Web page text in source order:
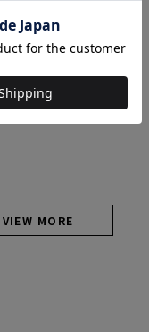
VIEW MORE